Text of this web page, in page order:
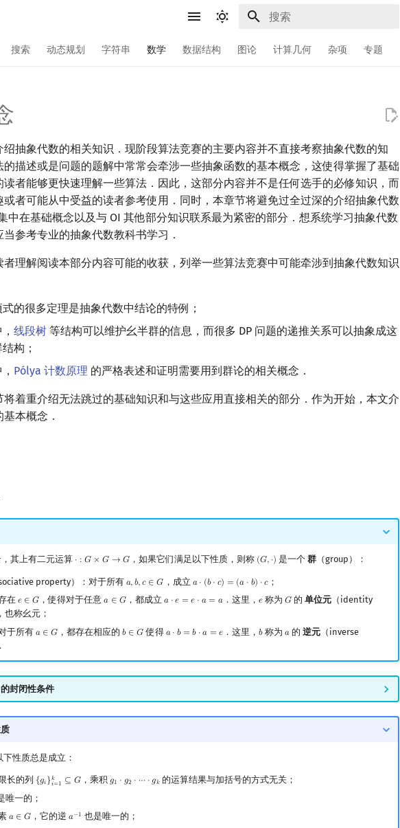
搜索 动态规划 字符串 数学 数据结构 图论 计算几何 杂项 专题
绍抽象代数的相关知识．现阶段算法竞赛的主要内容并不直接考察抽象代数的知
的描述或是问题的题解中常常会牵涉一些抽象函数的基本概念，这使得掌握了基础
读者能够更快速理解一些算法．因此，这部分内容并不是任何选手的必修知识，而
或者可能从中受益的读者参考使用．同时，本章节将避免过全过深的介绍抽象代数
中在基础概念以及与 OI 其他部分知识联系最为紧密的部分．想系统学习抽象代数
参考专业的抽象代数教科书学习．
者理解阅读本部分内容可能的收获，列举一些算法竞赛中可能牵涉到抽象代数知识
的很多定理是抽象代数中结论的特例；
线段树 等结构可以维护幺半群的信息，而很多 DP 问题的递推关系可以抽象成这
构；
Pólya 计数原理 的严格表述和证明需要用到群论的相关概念．
将着重介绍无法跳过的基础知识和与这些应用直接相关的部分．作为开始，本文介
本概念．
其上有二元运算 ⋅ : 𝐺 × 𝐺 → 𝐺
⋅: G ×G → G ，如果它们满足以下性质，则称 (𝐺, ⋅)
(G,⋅) 是一个群 （group）：
property）：对于所有𝑎,𝑏,𝑐 ∈ 𝐺
a, b, c∈G ，成立 𝑎⋅ (𝑏 ⋅ 𝑐) = (𝑎 ⋅ 𝑏) ⋅𝑐
a⋅ ( b⋅c) =(a⋅b )⋅c
；
在 𝑒 ∈ 𝐺
e ∈G ，使得对于任意𝑎 ∈ 𝐺
a ∈G ，都成立 𝑎 ⋅𝑒 = 𝑒 ⋅ 𝑎 = 𝑎
a e= e⋅a= a ．这里， 𝑒
e称为 𝐺
G的 单位元（identity
称幺元；
于所有 𝑎 ∈ 𝐺
a∈G ，都存在相应的𝑏 ∈ 𝐺
b ∈ G 使得 𝑎⋅ 𝑏 = 𝑏 ⋅𝑎 = 𝑒
a⋅ b= b⋅ a= e ．这里，𝑏
b称为 𝑎
a的 逆元（inverse
封闭性条件
下性质总是成立：
长的列 {𝑔𝑖}𝑘
𝑖=1 ⊆ 𝐺
{gi}i=1k ⊆ G ，乘积 𝑔1 ⋅ 𝑔2 ⋅ ⋯ ⋅𝑔𝑘
g1 ⋅g2⋅ ⋯⋅g k
的运算结果与加括号的方式无关；
唯一的；
𝑎 ∈ 𝐺
a∈G ，它的逆𝑎−1
a−1 也是唯一的；